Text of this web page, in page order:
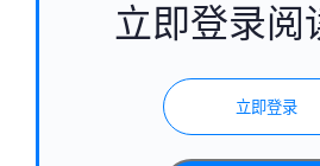
立即登录阅
立即登录